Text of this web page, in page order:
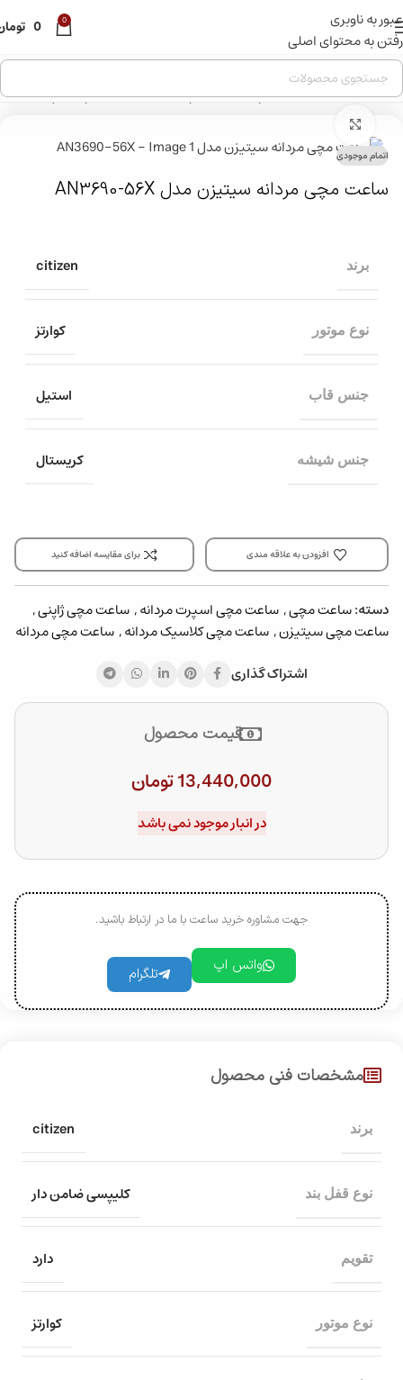
عبور به ناوبری
رفتن به محتوای اصلی
0
0
خانه»فروشگاه»ساعت مچی»ساعت مچی مردانه»ساعت مچی اسپرت مردانه
اتمام موجودی
ساعت مچی مردانه سیتیزن مدل AN3690-56X
برند citizen
نوع موتور کوارتز
جنس قاب استیل
جنس شیشه کریستال
افزودن به علاقه مندی برای مقایسه اضافه کنید
دسته:ساعت مچی, ساعت مچی اسپرت مردانه, ساعت مچی ژاپنی,
ساعت مچی سیتیزن, ساعت مچی کلاسیک مردانه, ساعت مچی مردانه
اشتراک گذاری
قیمت محصول
13,440,000تومان
در انبار موجود نمی باشد
جهت مشاوره خرید ساعت با ما در ارتباط باشید.
واتس اپ تلگرام
مشخصات فنی محصول
برند citizen
نوع قفل بند کلیپسی ضامن دار
تقویم دارد
نوع موتور کوارتز
قبل از ثبت سفارش ، موجودی محصول مورد نظر را از ما استعلام